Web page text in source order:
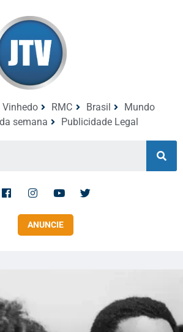
Vinhedo RMC Brasil
Mundo
semana
Publicidade Legal
ANUNCIE